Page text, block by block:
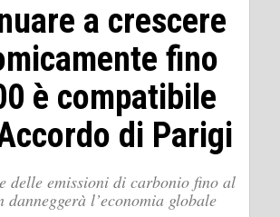
a crescere
fino
è compatibile
di Parigi
delle emissioni di carbonio fino al
danneggerà l’economia globale